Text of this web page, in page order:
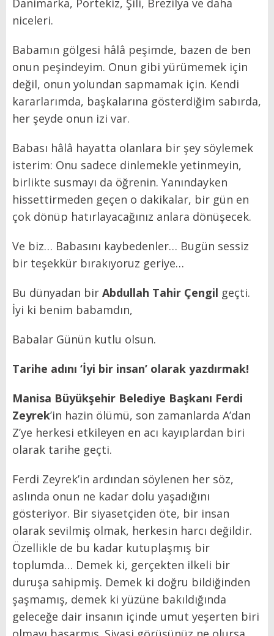
Danimarka, Portekiz, Şili, Brezilya ve daha
niceleri.
Babamın gölgesi hâlâ peşimde, bazen de ben
onun peşindeyim. Onun gibi yürümemek için
değil, onun yolundan sapmamak için. Kendi
kararlarımda, başkalarına gösterdiğim sabırda,
her şeyde onun izi var.
Babası hâlâ hayatta olanlara bir şey söylemek
isterim: Onu sadece dinlemekle yetinmeyin,
birlikte susmayı da öğrenin. Yanındayken
hissettirmeden geçen o dakikalar, bir gün en
çok dönüp hatırlayacağınız anlara dönüşecek.
Ve biz… Babasını kaybedenler… Bugün sessiz
bir teşekkür bırakıyoruz geriye…
Bu dünyadan bir Abdullah Tahir Çengil geçti.
İyi ki benim babamdın,
Babalar Günün kutlu olsun.
Tarihe adını ‘İyi bir insan’ olarak yazdırmak!
Manisa Büyükşehir Belediye Başkanı Ferdi
Zeyrek’in hazin ölümü, son zamanlarda A’dan
Z’ye herkesi etkileyen en acı kayıplardan biri
olarak tarihe geçti.
Ferdi Zeyrek’in ardından söylenen her söz,
aslında onun ne kadar dolu yaşadığını
gösteriyor. Bir siyasetçiden öte, bir insan
olarak sevilmiş olmak, herkesin harcı değildir.
Özellikle de bu kadar kutuplaşmış bir
toplumda… Demek ki, gerçekten ilkeli bir
duruşa sahipmiş. Demek ki doğru bildiğinden
şaşmamış, demek ki yüzüne bakıldığında
geleceğe dair insanın içinde umut yeşerten biri